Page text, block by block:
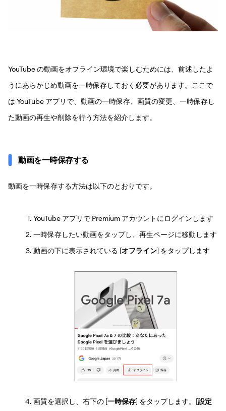
YouTube の動画をオフライン環境で楽しむためには、前述したよ
うにあらかじめ動画を一時保存しておく必要があります。ここで
は YouTube アプリで、動画の一時保存、画質の変更、一時保存し
た動画の再生や削除を行う方法を紹介します。
動画を一時保存する
動画を一時保存する方法は以下のとおりです。
YouTube アプリで Premium アカウントにログインします
一時保存したい動画をタップし、再生ページに移動します
動画の下に表示されている [オフライン] をタップします
画質を選択し、右下の [一時保存] をタップします。[設定